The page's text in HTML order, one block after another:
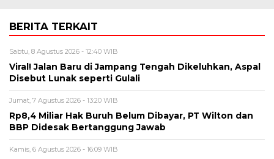
BERITA TERKAIT
Sabtu, 8 Agustus 2026 - 12:40 WIB
Viral! Jalan Baru di Jampang Tengah Dikeluhkan, Aspal
Disebut Lunak seperti Gulali
Jumat, 7 Agustus 2026 - 13:20 WIB
Rp8,4 Miliar Hak Buruh Belum Dibayar, PT Wilton dan
BBP Didesak Bertanggung Jawab
Kamis, 6 Agustus 2026 - 16:09 WIB